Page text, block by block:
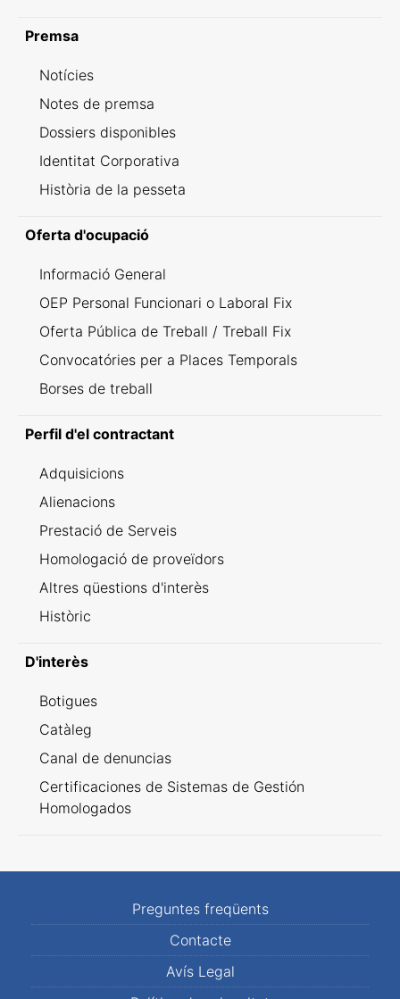
Premsa
Notícies
Notes de premsa
Dossiers disponibles
Identitat Corporativa
Història de la pesseta
Oferta d'ocupació
Informació General
OEP Personal Funcionari o Laboral Fix
Oferta Pública de Treball / Treball Fix
Convocatóries per a Places Temporals
Borses de treball
Perfil d'el contractant
Adquisicions
Alienacions
Prestació de Serveis
Homologació de proveïdors
Altres qüestions d'interès
Històric
D'interès
Botigues
Catàleg
Canal de denuncias
Certificaciones de Sistemas de Gestión
Homologados
Preguntes freqüents
Contacte
Avís Legal